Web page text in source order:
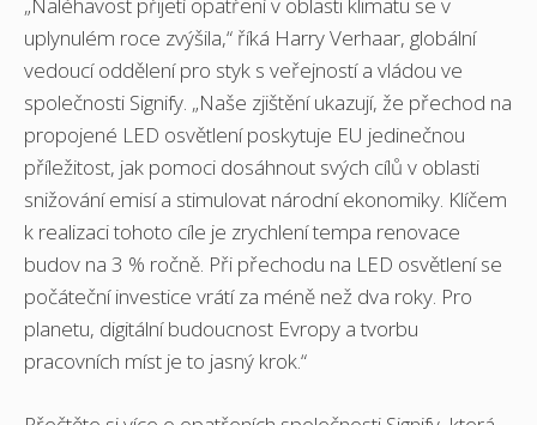
„Naléhavost přijetí opatření v oblasti klimatu se v
uplynulém roce zvýšila,“ říká Harry Verhaar, globální
vedoucí oddělení pro styk s veřejností a vládou ve
společnosti Signify. „Naše zjištění ukazují, že přechod na
propojené LED osvětlení poskytuje EU jedinečnou
příležitost, jak pomoci dosáhnout svých cílů v oblasti
snižování emisí a stimulovat národní ekonomiky. Klíčem
k realizaci tohoto cíle je zrychlení tempa renovace
budov na 3 % ročně. Při přechodu na LED osvětlení se
počáteční investice vrátí za méně než dva roky. Pro
planetu, digitální budoucnost Evropy a tvorbu
pracovních míst je to jasný krok.“